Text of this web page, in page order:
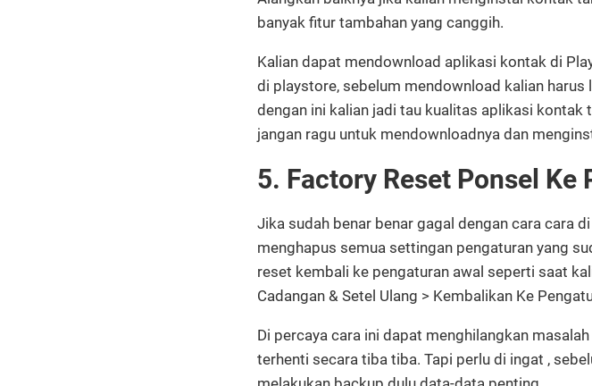
banyak fitur tambahan yang canggih.
Kalian dapat mendownload aplikasi kontak di
di playstore, sebelum mendownload kalian
dengan ini kalian jadi tau kualitas aplikasi
jangan ragu untuk mendownloadnya dan
5. Factory Reset Ponsel Ke
Jika sudah benar benar gagal dengan cara cara
menghapus semua settingan pengaturan yang
reset kembali ke pengaturan awal seperti saat
Cadangan & Setel Ulang > Kembalikan Ke
Di percaya cara ini dapat menghilangkan
terhenti secara tiba tiba. Tapi perlu di ingat ,